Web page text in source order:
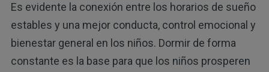
Es evidente la conexión entre los horarios de sueño
estables y una mejor conducta, control emocional y
bienestar general en los niños. Dormir de forma
constante es la base para que los niños prosperen